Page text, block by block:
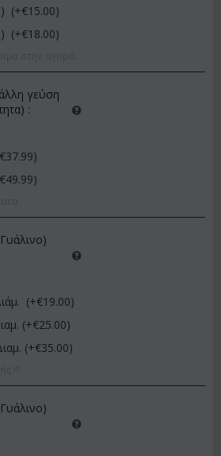
(+€15.00)
(+€18.00)
γεύση
:
37.99)
49.99)
(+€19.00)
(+€25.00)
(+€35.00)